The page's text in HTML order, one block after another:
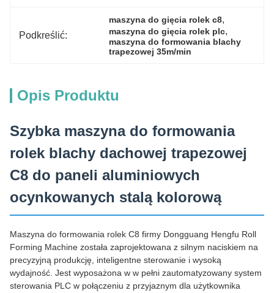
Podkreślić:
maszyna do gięcia rolek c8,
maszyna do gięcia rolek plc,
maszyna do formowania blachy
trapezowej 35m/min
Opis Produktu
Szybka maszyna do formowania
rolek blachy dachowej trapezowej
C8 do paneli aluminiowych
ocynkowanych stalą kolorową
Maszyna do formowania rolek C8 firmy Dongguang Hengfu Roll
Forming Machine została zaprojektowana z silnym naciskiem na
precyzyjną produkcję, inteligentne sterowanie i wysoką
wydajność. Jest wyposażona w w pełni zautomatyzowany system
sterowania PLC w połączeniu z przyjaznym dla użytkownika